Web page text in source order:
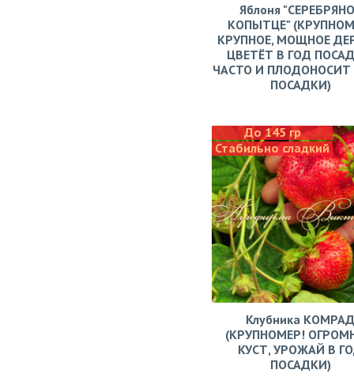
Яблоня
КОПЫТЦЕ"
КРУПНОЕ, МОЩНОЕ
ЦВЕТЁТ В ГОД
ЧАСТО И ПЛОДОНОСИТ
ПОСАДКИ)
До 145 гр
Стабильно сладкий
Клубника КОМРАД
(КРУПНОМЕР!
КУСТ, УРОЖАЙ В
ПОСАДКИ)